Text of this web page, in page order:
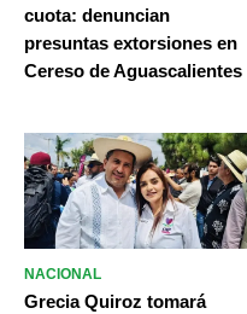
cuota: denuncian
presuntas extorsiones en
Cereso de Aguascalientes
NACIONAL
Grecia Quiroz tomará